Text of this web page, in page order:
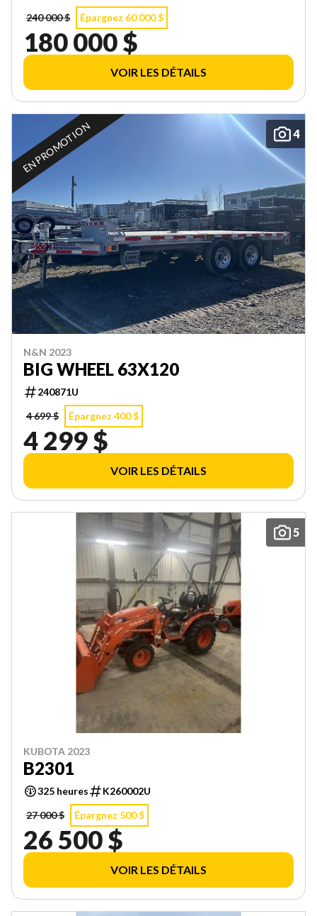
240 000 $
Épargnez 60 000 $
180 000 $
VOIR LES DÉTAILS
4
EN PROMOTION
N&N 2023
BIG WHEEL 63X120
240871U
4 699 $
Épargnez 400 $
4 299 $
VOIR LES DÉTAILS
5
KUBOTA 2023
B2301
325 heures
K260002U
27 000 $
Épargnez 500 $
26 500 $
VOIR LES DÉTAILS